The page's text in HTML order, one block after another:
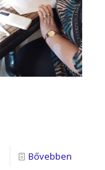
Bővebben